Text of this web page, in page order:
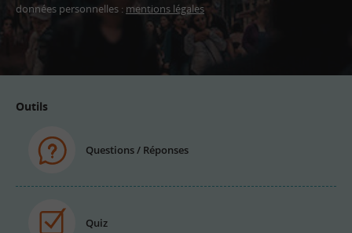
données personnelles : mentions légales
Outils
Questions / Réponses
Quiz